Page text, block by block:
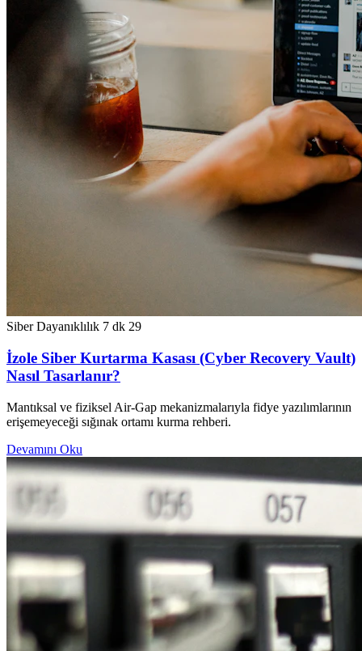
Siber Dayanıklılık 7 dk 29
İzole Siber Kurtarma Kasası (Cyber Recovery Vault)
Nasıl Tasarlanır?
Mantıksal ve fiziksel Air-Gap mekanizmalarıyla fidye yazılımlarının
erişemeyeceği sığınak ortamı kurma rehberi.
Devamını Oku